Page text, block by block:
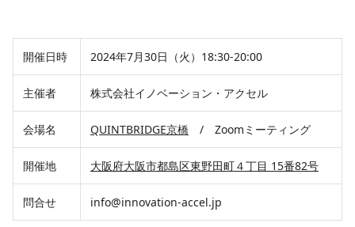
開催日時 2024年7月30日（火）18:30-20:00
主催者 株式会社イノベーション・アクセル
会場名 QUINTBRIDGE京橋 / Zoomミーティング
開催地 大阪府大阪市都島区東野田町４丁目 15番82号
問合せ info@innovation-accel.jp